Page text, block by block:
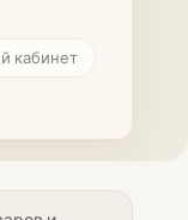
кабинет